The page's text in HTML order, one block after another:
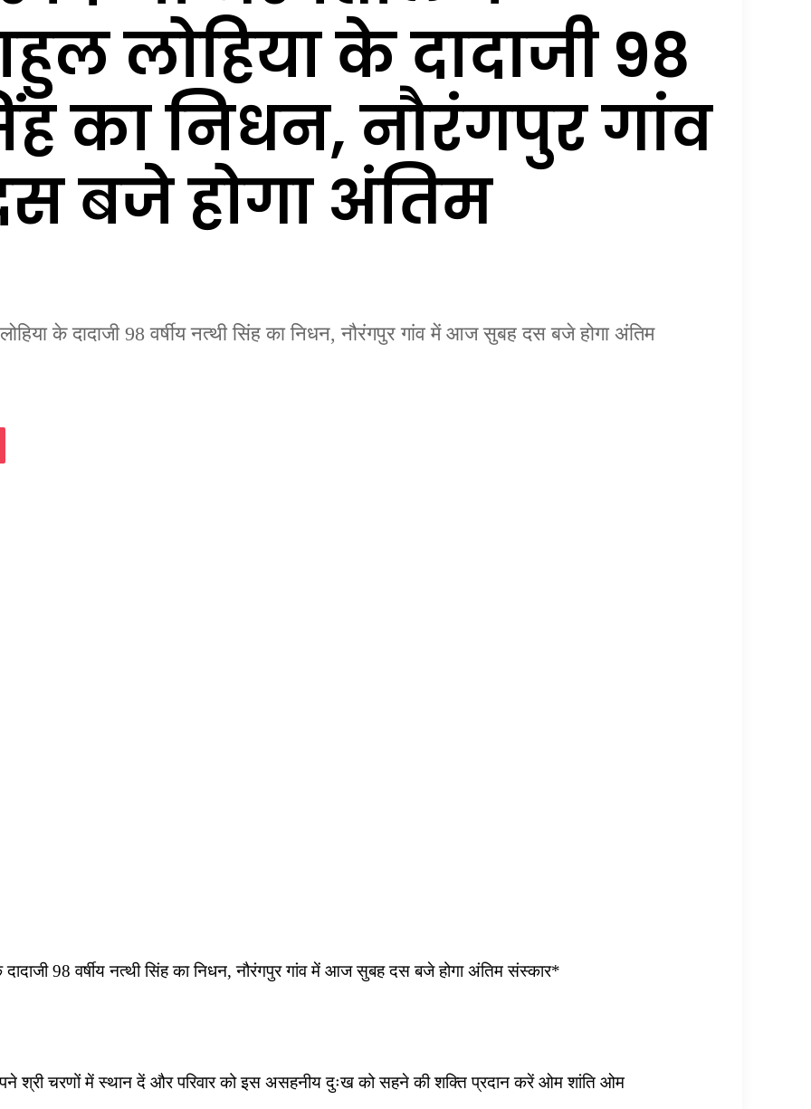
लोहिया के दादाजी 98
का निधन, नौरंगपुर गांव
बजे होगा अंतिम
के दादाजी 98 वर्षीय नत्थी सिंह का निधन, नौरंगपुर गांव में आज सुबह दस बजे होगा अंतिम
Pocket
98 वर्षीय नत्थी सिंह का निधन, नौरंगपुर गांव में आज सुबह दस बजे होगा अंतिम संस्कार*
श्री चरणों में स्थान दें और परिवार को इस असहनीय दुःख को सहने की शक्ति प्रदान करें ओम शांति ओम